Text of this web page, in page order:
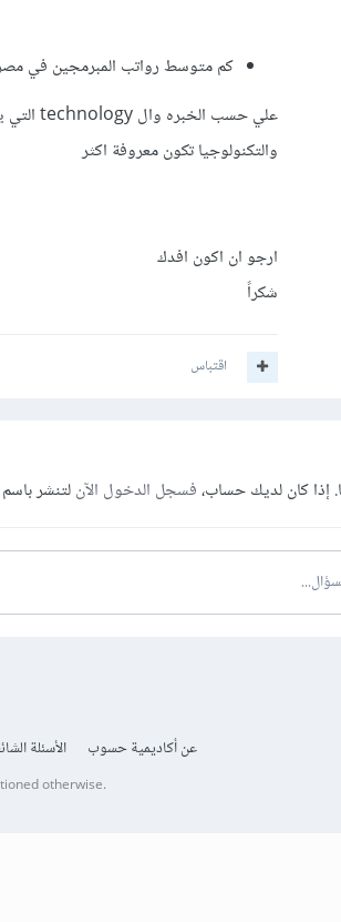
كم متوسط رواتب المبرمجين في
والتكنولوجيا تكون معروفة اكثر
ارجو ان اكون افدك
شكراً
اقتباس
إذا كان لديك حساب،فسجل الدخول الآنلتنشر
عن أكاديمية حسوب الأسئلة
otherwise.